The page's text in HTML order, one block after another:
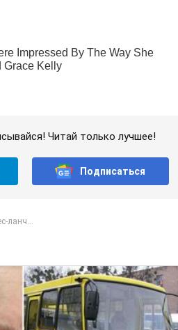
Читай только лучшее!
Подписаться
ланч...